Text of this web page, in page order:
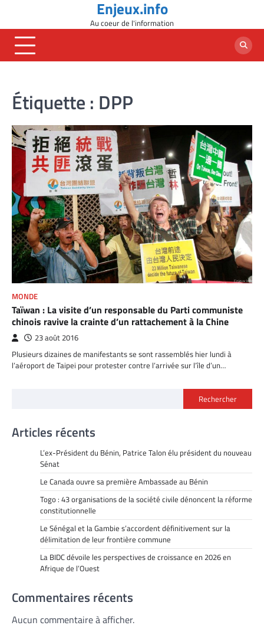
content
Enjeux.info
Au coeur de l'information
Étiquette : DPP
MONDE
Taïwan : La visite d’un responsable du Parti communiste
chinois ravive la crainte d’un rattachement à la Chine
23 août 2016
Plusieurs dizaines de manifestants se sont rassemblés hier lundi à
l’aéroport de Taipei pour protester contre l’arrivée sur l’île d’un…
Rechercher
Articles récents
L’ex-Président du Bénin, Patrice Talon élu président du nouveau
Sénat
Le Canada ouvre sa première Ambassade au Bénin
Togo : 43 organisations de la société civile dénoncent la réforme
constitutionnelle
Le Sénégal et la Gambie s’accordent définitivement sur la
délimitation de leur frontière commune
La BIDC dévoile les perspectives de croissance en 2026 en
Afrique de l’Ouest
Commentaires récents
Aucun commentaire à afficher.